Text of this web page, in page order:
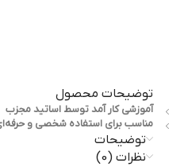
توضیحات محصول
آموزشی کار آمد توسط اساتید مجزب
مناسب برای استفاده شخصی و
توضیحات
نظرات (0)